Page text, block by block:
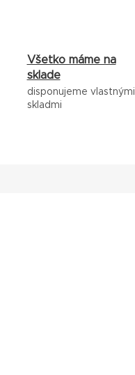
Všetko máme na
sklade
disponujeme vlastnými
skladmi